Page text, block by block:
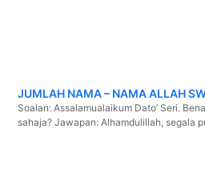
JUMLAH NAMA – NAMA ALLAH
Soalan: Assalamualaikum Dato’ Seri.
sahaja? Jawapan: Alhamdulillah, segala